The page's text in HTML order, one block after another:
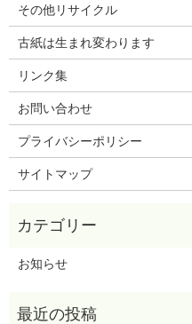
その他リサイクル
古紙は生まれ変わります
リンク集
お問い合わせ
プライバシーポリシー
サイトマップ
お知らせ